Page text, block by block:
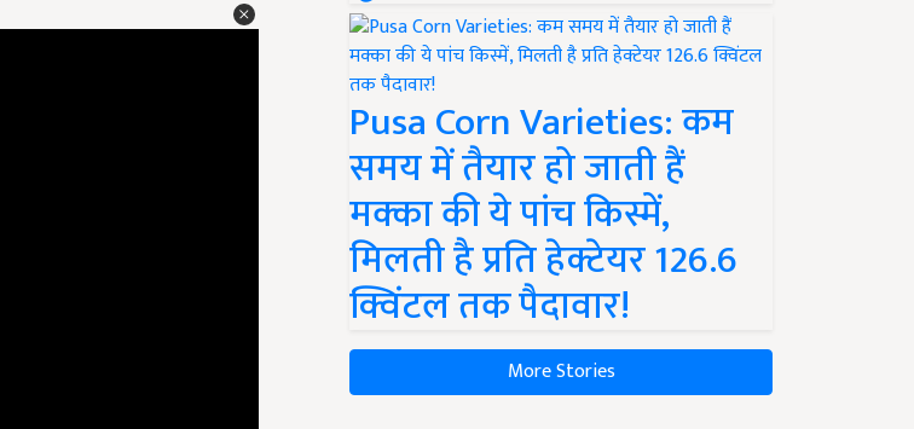
Pusa Corn Varieties: कम
समय में तैयार हो जाती हैं
मक्का की ये पांच किस्में,
मिलती है प्रति हेक्टेयर 126.6
क्विंटल तक पैदावार!
More Stories